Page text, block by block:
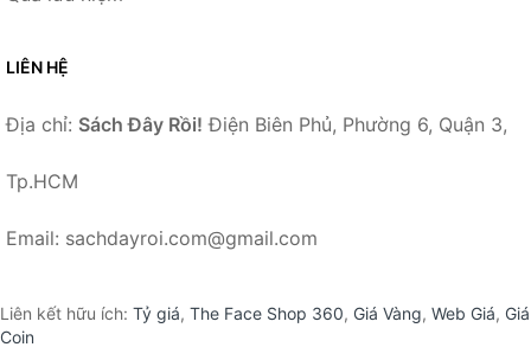
LIÊN HỆ
Địa chỉ: Sách Đây Rồi! Điện Biên Phủ, Phường 6, Quận 3,
Tp.HCM
Email: sachdayroi.com@gmail.com
Liên kết hữu ích: Tỷ giá, The Face Shop 360, Giá Vàng, Web Giá, Giá
Coin